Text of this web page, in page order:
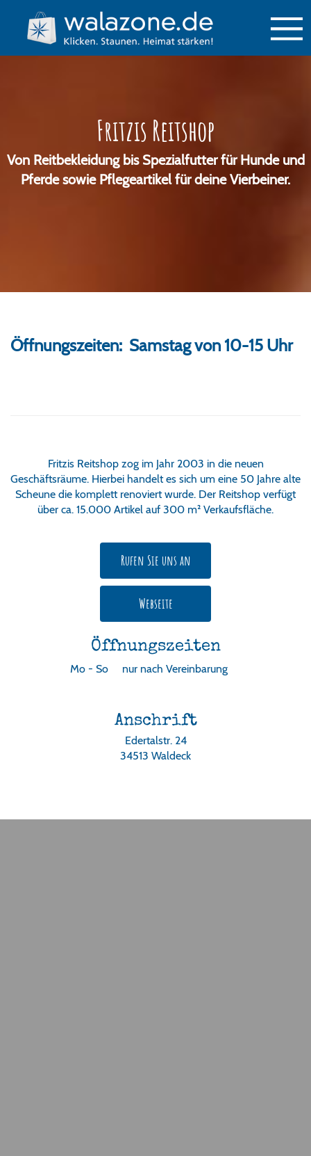
Fritzis Reitshop
Von Reitbekleidung bis Spezialfutter für Hunde und
Pferde sowie Pflegeartikel für deine Vierbeiner.
Öffnungszeiten: Samstag von 10-15 Uhr
Fritzis Reitshop zog im Jahr 2003 in die neuen
Geschäftsräume. Hierbei handelt es sich um eine 50 Jahre alte
Scheune die komplett renoviert wurde. Der Reitshop verfügt
über ca. 15.000 Artikel auf 300 m² Verkaufsfläche.
Rufen Sie uns an
Webseite
Öffnungszeiten
Mo - So nur nach Vereinbarung
Anschrift
Edertalstr. 24
34513 Waldeck